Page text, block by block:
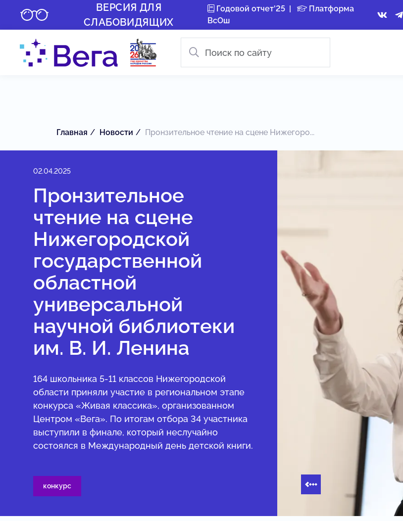
ВЕРСИЯ ДЛЯ
СЛАБОВИДЯЩИХ
Годовой отчет'25|
Платформа
ВсОш
Главная Новости Пронзительное чтение на сцене Нижегоро...
02.04.2025
Пронзительное
чтение на сцене
Нижегородской
государственной
областной
универсальной
научной библиотеки
им. В. И. Ленина
164 школьника 5-11 классов Нижегородской
области приняли участие в региональном этапе
конкурса «Живая классика», организованном
Центром «Вега». По итогам отбора 34 участника
выступили в финале, который неслучайно
состоялся в Международный день детской книги.
конкурс